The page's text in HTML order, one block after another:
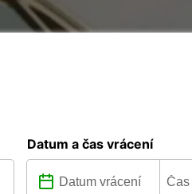
Datum a čas vrácení